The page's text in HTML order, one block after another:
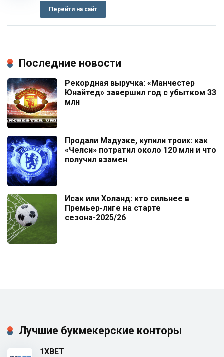
Перейти на сайт
Последние новости
Рекордная выручка: «Манчестер
Юнайтед» завершил год с убытком 33
млн
Продали Мадуэке, купили троих: как
«Челси» потратил около 120 млн и что
получил взамен
Исак или Холанд: кто сильнее в
Премьер-лиге на старте
сезона-2025/26
Лучшие букмекерские конторы
1XBET